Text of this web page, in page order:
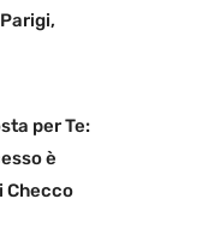
per Te:
è
Checco